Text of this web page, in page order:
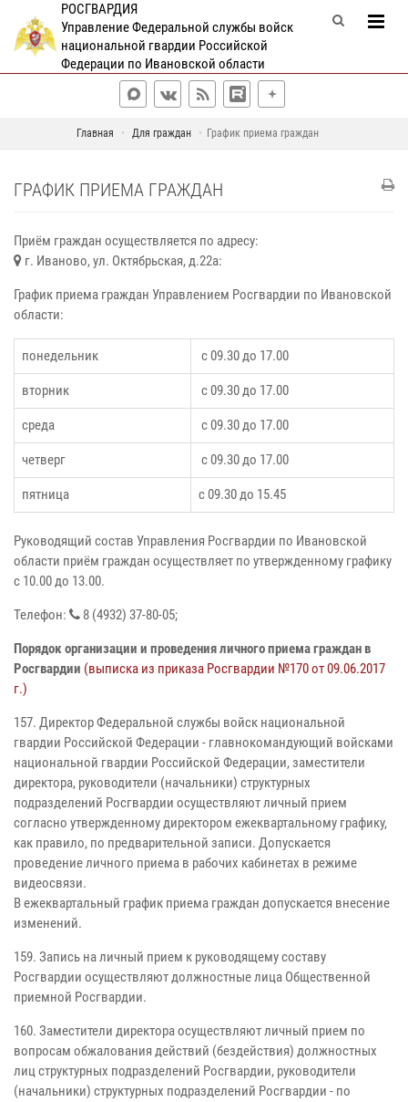
РОСГВАРДИЯ
Управление Федеральной службы войск
национальной гвардии Российской
Федерации по Ивановской области
Главная Для граждан График приема граждан
ГРАФИК ПРИЕМА ГРАЖДАН
Приём граждан осуществляется по адресу:
г. Иваново, ул. Октябрьская, д.22а:
График приема граждан Управлением Росгвардии по Ивановской
области:
понедельник с 09.30 до 17.00
вторник с 09.30 до 17.00
среда с 09.30 до 17.00
четверг с 09.30 до 17.00
пятница с 09.30 до 15.45
Руководящий состав Управления Росгвардии по Ивановской
области приём граждан осуществляет по утвержденному графику
с 10.00 до 13.00.
Телефон: 8 (4932) 37-80-05;
Порядок организации и проведения личного приема граждан в
Росгвардии (выписка из приказа Росгвардии №170 от 09.06.2017
г.)
157. Директор Федеральной службы войск национальной
гвардии Российской Федерации - главнокомандующий войсками
национальной гвардии Российской Федерации, заместители
директора, руководители (начальники) структурных
подразделений Росгвардии осуществляют личный прием
согласно утвержденному директором ежеквартальному графику,
как правило, по предварительной записи. Допускается
проведение личного приема в рабочих кабинетах в режиме
видеосвязи.
В ежеквартальный график приема граждан допускается внесение
изменений.
159. Запись на личный прием к руководящему составу
Росгвардии осуществляют должностные лица Общественной
приемной Росгвардии.
160. Заместители директора осуществляют личный прием по
вопросам обжалования действий (бездействия) должностных
лиц структурных подразделений Росгвардии, руководители
(начальники) структурных подразделений Росгвардии - по